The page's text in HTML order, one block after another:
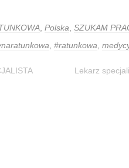
Polska SZUKAM
#ratunkowa
Lekarz